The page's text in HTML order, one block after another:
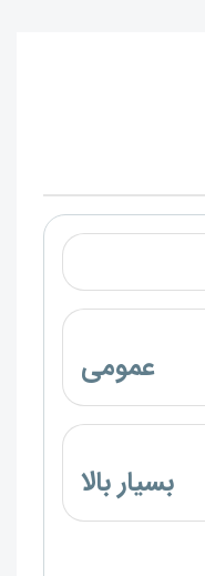
عمومی
بسیار بالا